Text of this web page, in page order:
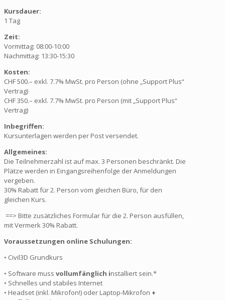
Kursdauer:
1 Tag
Zeit:
Vormittag: 08:00-10:00
Nachmittag: 13:30-15:30
Kosten:
CHF 500.– exkl. 7.7% MwSt. pro Person (ohne „Support Plus“
Vertrag)
CHF 350.– exkl. 7.7% MwSt. pro Person (mit „Support Plus“
Vertrag)
Inbegriffen:
Kursunterlagen werden per Post versendet.
Allgemeines:
Die Teilnehmerzahl ist auf max. 3 Personen beschränkt. Die
Plätze werden in Eingangsreihenfolge der Anmeldungen
vergeben.
30% Rabatt für 2. Person vom gleichen Büro, für den
gleichen Kurs.
==> Bitte zusätzliches Formular für die 2. Person ausfüllen,
mit Vermerk 30% Rabatt.
Voraussetzungen online Schulungen:
• Civil3D Grundkurs
• Software muss vollumfänglich installiert sein.*
• Schnelles und stabiles Internet
• Headset (inkl. Mikrofon!) oder Laptop-Mikrofon +